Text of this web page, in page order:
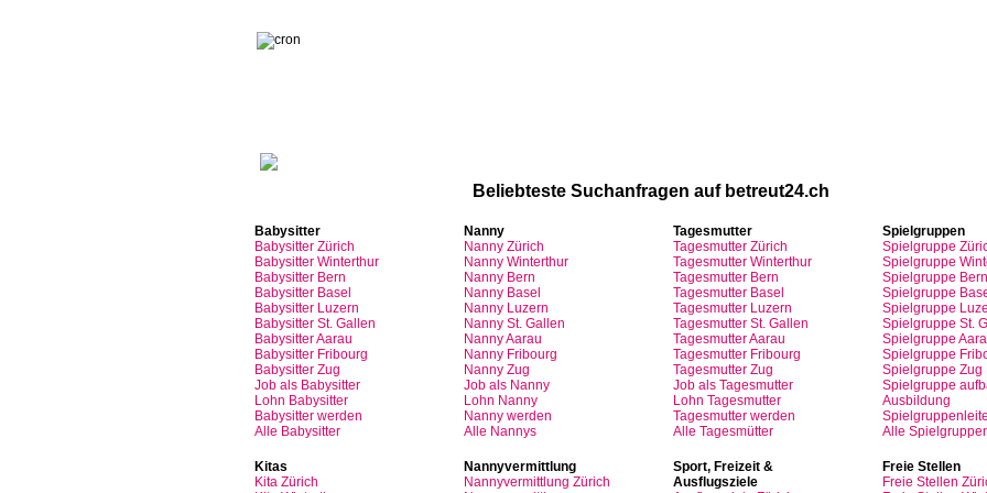
Beliebteste Suchanfragen aufbetreut24.ch
Babysitter
Babysitter Zürich
Babysitter Winterthur
Babysitter Bern
Babysitter Basel
Babysitter Luzern
Babysitter St. Gallen
BabysitterAarau
Babysitter Fribourg
Babysitter Zug
Job alsBabysitter
Lohn Babysitter
Babysitter werden
Alle Babysitter
Nanny
Nanny Zürich
Nanny Winterthur
Nanny Bern
Nanny Basel
Nanny Luzern
Nanny St. Gallen
NannyAarau
Nanny Fribourg
Nanny Zug
Job alsNanny
Lohn Nanny
Nanny werden
Alle Nannys
Tagesmutter
Tagesmutter Zürich
TagesmutterWinterthur
TagesmutterBern
TagesmutterBasel
Tagesmutter Luzern
TagesmutterSt. Gallen
TagesmutterAarau
Tagesmutter Fribourg
Tagesmutter Zug
Job als Tagesmutter
Lohn Tagesmutter
Tagesmutter werden
Alle Tagesmütter
Spielgruppen
Spielgruppe
Spielgruppe
Spielgruppe Bern
Spielgruppe
Spielgruppe
Spielgruppe St.
Spielgruppe
Spielgruppe
Spielgruppe Zug
Spielgruppe
Ausbildung
Alle
Kitas
Kita Zürich
Nannyvermittlung
Nannyvermittlung Zürich
Sport, Freizeit&
Ausflugsziele
Freie Stellen
Freie Stellen